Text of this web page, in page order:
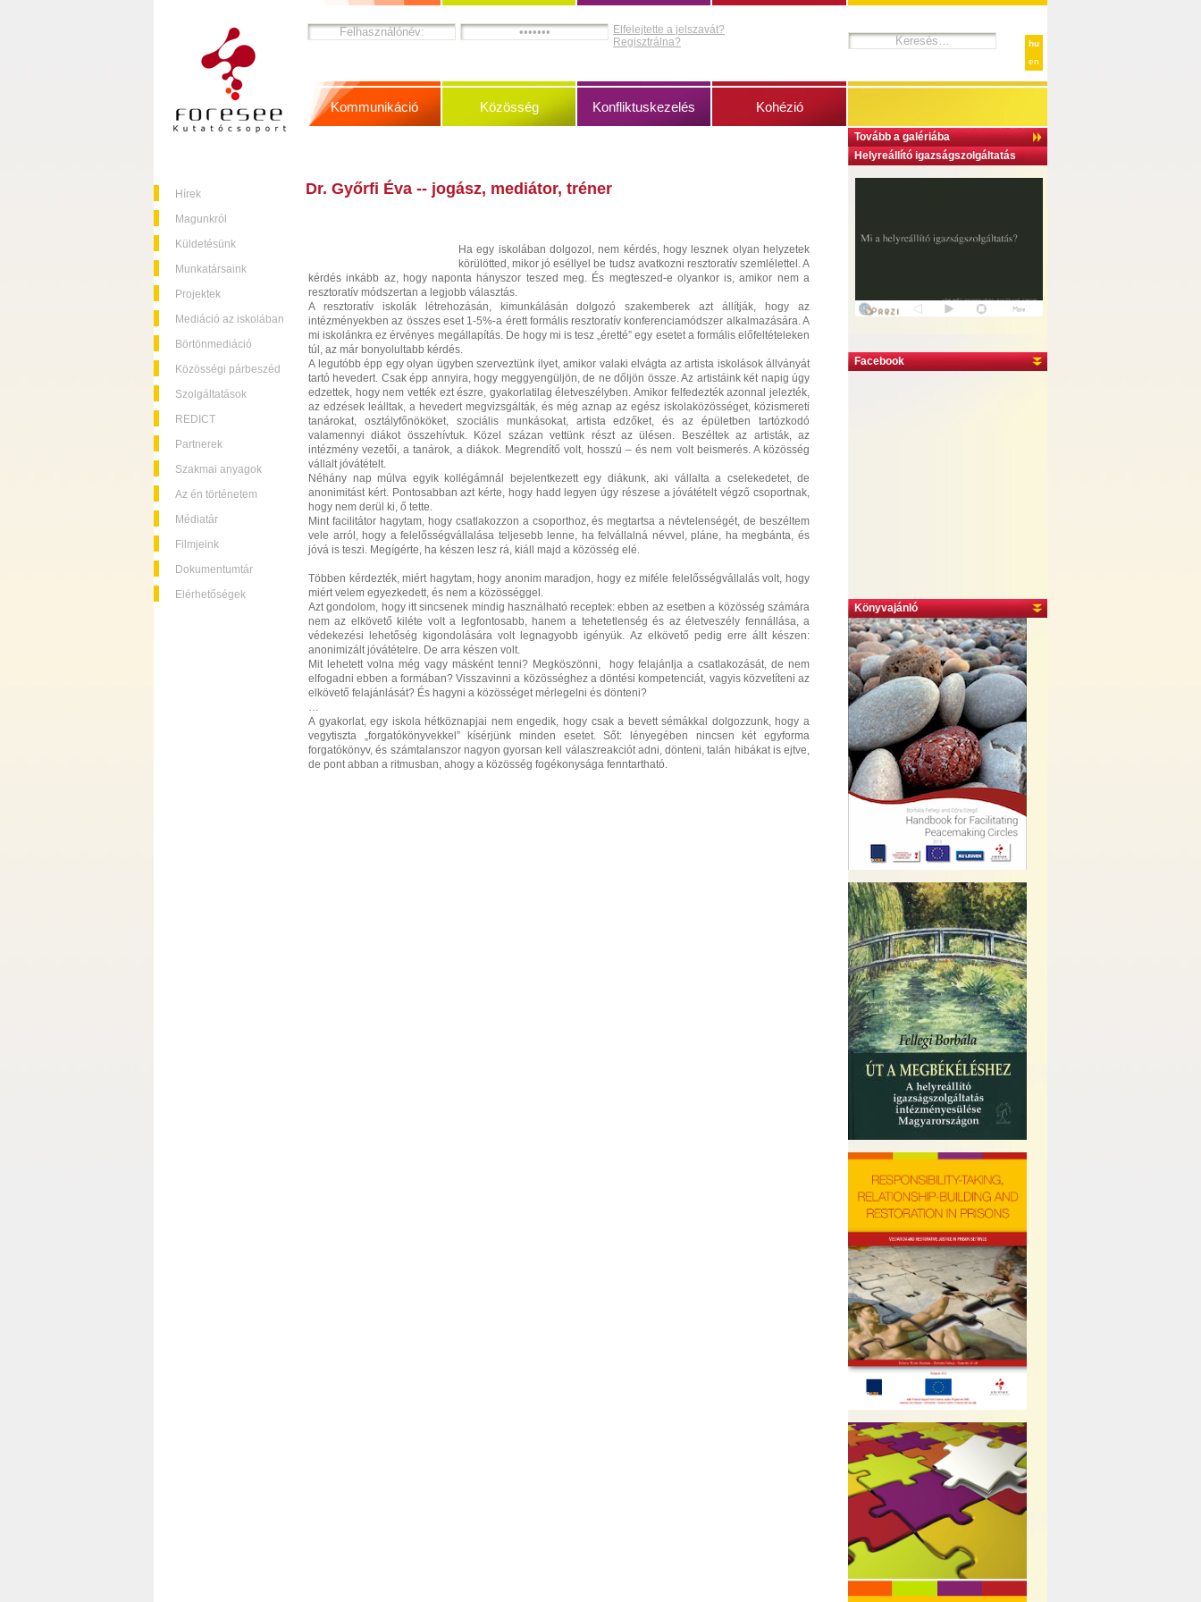
Hírek
Magunkról
Küldetésünk
Munkatársaink
Projektek
Mediáció az iskolában
Börtönmediáció
Közösségi párbeszéd
Szolgáltatások
REDICT
Partnerek
Szakmai anyagok
Az én történetem
Médiatár
Filmjeink
Dokumentumtár
Elérhetőségek
hu
en
Tovább a galériába
Helyreállító igazságszolgáltatás
Facebook
Könyvajánló
Elfelejtette a jelszavát?
Regisztrálna?
Kommunikáció Közösség Konfliktuskezelés Kohézió
Dr. Győrfi Éva -- jogász, mediátor, tréner
Ha egy iskolában dolgozol, nem kérdés, hogy lesznek olyan helyzetek
körülötted, mikor jó eséllyel be tudsz avatkozni resztoratív szemlélettel. A
kérdés inkább az, hogy naponta hányszor teszed meg. És megteszed-e olyankor is, amikor nem a
resztoratív módszertan a legjobb választás.
A resztoratív iskolák létrehozásán, kimunkálásán dolgozó szakemberek azt állítják, hogy az
intézményekben az összes eset 1-5%-a érett formális resztoratív konferenciamódszer alkalmazására. A
mi iskolánkra ez érvényes megállapítás. De hogy mi is tesz „éretté” egy esetet a formális előfeltételeken
túl, az már bonyolultabb kérdés.
A legutóbb épp egy olyan ügyben szerveztünk ilyet, amikor valaki elvágta az artista iskolások állványát
tartó hevedert. Csak épp annyira, hogy meggyengüljön, de ne dőljön össze. Az artistáink két napig úgy
edzettek, hogy nem vették ezt észre, gyakorlatilag életveszélyben. Amikor felfedezték azonnal jelezték,
az edzések leálltak, a hevedert megvizsgálták, és még aznap az egész iskolaközösséget, közismereti
tanárokat, osztályfőnököket, szociális munkásokat, artista edzőket, és az épületben tartózkodó
valamennyi diákot összehívtuk. Közel százan vettünk részt az ülésen. Beszéltek az artisták, az
intézmény vezetői, a tanárok, a diákok. Megrendítő volt, hosszú – és nem volt beismerés. A közösség
vállalt jóvátételt.
Néhány nap múlva egyik kollégámnál bejelentkezett egy diákunk, aki vállalta a cselekedetet, de
anonimitást kért. Pontosabban azt kérte, hogy hadd legyen úgy részese a jóvátételt végző csoportnak,
hogy nem derül ki, ő tette.
Mint facilitátor hagytam, hogy csatlakozzon a csoporthoz, és megtartsa a névtelenségét, de beszéltem
vele arról, hogy a felelősségvállalása teljesebb lenne, ha felvállalná névvel, pláne, ha megbánta, és
jóvá is teszi. Megígérte, ha készen lesz rá, kiáll majd a közösség elé.
Többen kérdezték, miért hagytam, hogy anonim maradjon, hogy ez miféle felelősségvállalás volt, hogy
miért velem egyezkedett, és nem a közösséggel.
Azt gondolom, hogy itt sincsenek mindig használható receptek: ebben az esetben a közösség számára
nem az elkövető kiléte volt a legfontosabb, hanem a tehetetlenség és az életveszély fennállása, a
védekezési lehetőség kigondolására volt legnagyobb igényük. Az elkövető pedig erre állt készen:
anonimizált jóvátételre. De arra készen volt.
Mit lehetett volna még vagy másként tenni? Megköszönni, hogy felajánlja a csatlakozását, de nem
elfogadni ebben a formában? Visszavinni a közösséghez a döntési kompetenciát, vagyis közvetíteni az
elkövető felajánlását? És hagyni a közösséget mérlegelni és dönteni?
…
A gyakorlat, egy iskola hétköznapjai nem engedik, hogy csak a bevett sémákkal dolgozzunk, hogy a
vegytiszta „forgatókönyvekkel” kísérjünk minden esetet. Sőt: lényegében nincsen két egyforma
forgatókönyv, és számtalanszor nagyon gyorsan kell válaszreakciót adni, dönteni, talán hibákat is ejtve,
de pont abban a ritmusban, ahogy a közösség fogékonysága fenntartható.